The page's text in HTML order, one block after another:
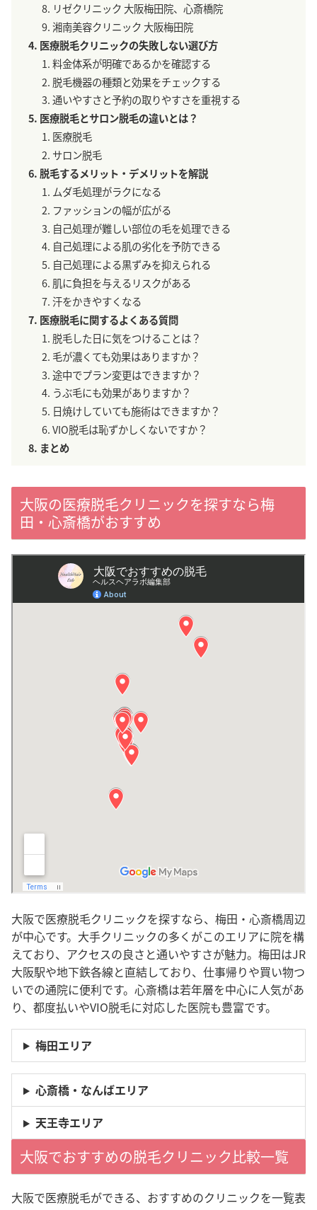
リゼクリニック 大阪梅田院、心斎橋院
湘南美容クリニック 大阪梅田院
医療脱毛クリニックの失敗しない選び方
料金体系が明確であるかを確認する
脱毛機器の種類と効果をチェックする
通いやすさと予約の取りやすさを重視する
医療脱毛とサロン脱毛の違いとは？
医療脱毛
サロン脱毛
脱毛するメリット・デメリットを解説
ムダ毛処理がラクになる
ファッションの幅が広がる
自己処理が難しい部位の毛を処理できる
自己処理による肌の劣化を予防できる
自己処理による黒ずみを抑えられる
肌に負担を与えるリスクがある
汗をかきやすくなる
医療脱毛に関するよくある質問
脱毛した日に気をつけることは？
毛が濃くても効果はありますか？
途中でプラン変更はできますか？
うぶ毛にも効果がありますか？
日焼けしていても施術はできますか？
VIO脱毛は恥ずかしくないですか？
まとめ
大阪の医療脱毛クリニックを探すなら梅
田・心斎橋がおすすめ
大阪で医療脱毛クリニックを探すなら、梅田・心斎橋周辺
が中心です。大手クリニックの多くがこのエリアに院を構
えており、アクセスの良さと通いやすさが魅力。梅田はJR
大阪駅や地下鉄各線と直結しており、仕事帰りや買い物つ
いでの通院に便利です。心斎橋は若年層を中心に人気があ
り、都度払いやVIO脱毛に対応した医院も豊富です。
梅田エリア
心斎橋・なんばエリア
天王寺エリア
大阪でおすすめの脱毛クリニック比較一覧
大阪で医療脱毛ができる、おすすめのクリニックを一覧表